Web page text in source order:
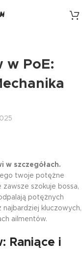
w PoE:
w szczegółach.
twoje potężne
zawsze szokuje bossa,
potężnych
kluczowych,
ailmentów.
Raniące i